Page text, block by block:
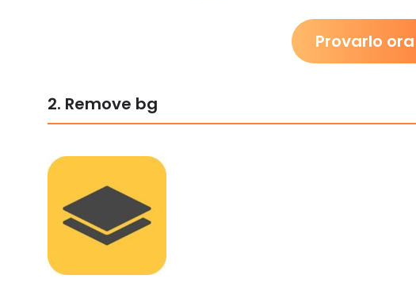
Provarlo ora
2. Remove bg